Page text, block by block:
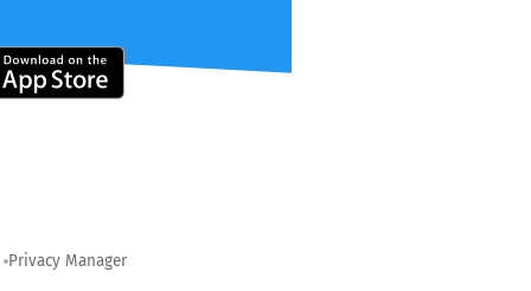
Privacy Manager